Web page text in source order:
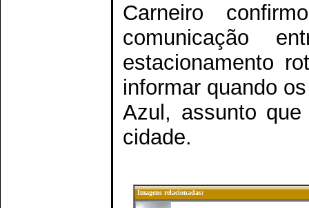
Carneiro
comunicação
estacionamento
informar quando
Azul, assunto
cidade.
Imagens relacionadas: